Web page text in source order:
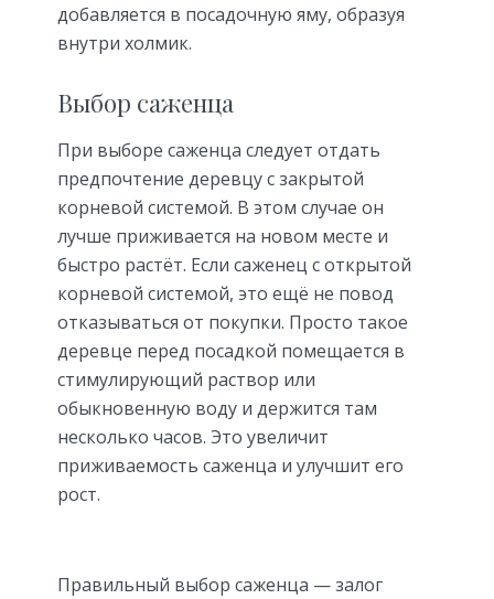
добавляется в посадочную яму, образуя
внутри холмик.
Выбор саженца
При выборе саженца следует отдать
предпочтение деревцу с закрытой
корневой системой. В этом случае он
лучше приживается на новом месте и
быстро растёт. Если саженец с открытой
корневой системой, это ещё не повод
отказываться от покупки. Просто такое
деревце перед посадкой помещается в
стимулирующий раствор или
обыкновенную воду и держится там
несколько часов. Это увеличит
приживаемость саженца и улучшит его
рост.
Правильный выбор саженца — залог